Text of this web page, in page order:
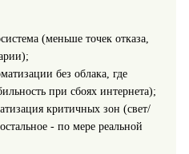
(меньше точек отказа,
без облака, где
при сбоях интернета);
критичных зон (свет/
- по мере реальной